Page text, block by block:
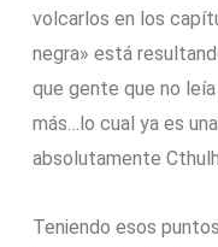
volcarlos en los
negra» está
que gente que no
más…lo cual ya es
absolutamente
Teniendo esos